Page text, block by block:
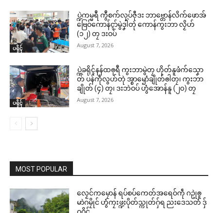
ပရိုၚ်
ပ္ဍဲကမ္မရဳ ကွဳစက်လုပ်ဇီုဒး ဘာဗ္တောန်လိက်ဖောအ်
ဗြေဝ်ကောန်ၚာ်မွဲဒၞါဲတုဲ ကောန်ကွးဘာ လၟိဟ်
(၁၂) တၠ ဒးဝပ်
August 7, 2026
ပရိုၚ်
ပ္ဍဲခရိုၚ်နန်ထၜုရဳ ကွးဘာမွဲတၠ ဟိုတ်နူဖံက်သၞော
တ် ပန်ကဵုလွဟ်တုဲ အ္စာၝောံချိုတ်ၜါတၠ၊ ကွးဘာ
ချိုတ် (၄) တၠ၊ ဒးဘဲဝပ် ဟွံအောန်နူ (၂၀) တၠ
August 7, 2026
MOST POPULAR
လၟေင်ကမၠောန် ရပ်စပ်ကေတ်အရေဝ်ကဵု ဂဥုဲၜူ
မာဲဂမၠိုင် ဟွံကၠးဖ္ဍးပိုတ်သ္ကုတ်ဂှ်ရ ညးဒေသတံ ဒှ်
ဂဝိင်